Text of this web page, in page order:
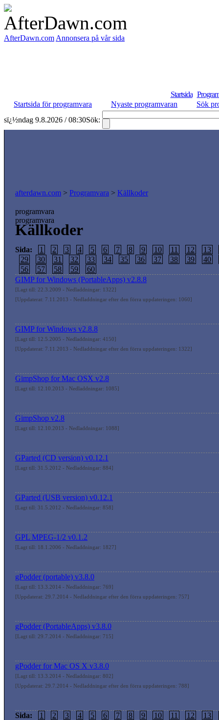
AfterDawn.com Annonsera på vår sida
Startsida
Startsida för programvara
Nyaste programvaran
Sök
sï¿½ndag 9.8.2026 / 08:30Sök:
afterdawn.com > Programvara > Källkoder
programvara
programvara
Källkoder
Sida: 1 2 3 4 5 6 7 8 9 10 11 12
13
29
30 31 32 33 34 35 36 37 38 39
40
56
57 58 59
60
GIMP for Windows (PortableApps) v2.8.8
[Lagt till: 22.3.2009 - Nedladdningar: 1322]
[Uppdaterat: 7.11.2013 - Nedladdningar efter den förra uppdateringen: 1060]
GIMP for Windows v2.8.8
[Lagt till: 12.5.2005 - Nedladdningar: 4150]
[Uppdaterat: 7.11.2013 - Nedladdningar efter den förra uppdateringen: 1322]
GimpShop for Mac OSX v2.8
[Lagt till: 12.10.2013 - Nedladdningar: 1085]
GimpShop v2.8
[Lagt till: 12.10.2013 - Nedladdningar: 1088]
GParted (CD version) v0.12.1
[Lagt till: 31.5.2012 - Nedladdningar: 884]
GParted (USB version) v0.12.1
[Lagt till: 31.5.2012 - Nedladdningar: 858]
GPL MPEG-1/2 v0.1.2
[Lagt till: 18.1.2006 - Nedladdningar: 1827]
gPodder (portable) v3.8.0
[Lagt till: 13.3.2014 - Nedladdningar: 769]
[Uppdaterat: 29.7.2014 - Nedladdningar efter den förra uppdateringen: 757]
gPodder (PortableApps) v3.8.0
[Lagt till: 29.7.2014 - Nedladdningar: 715]
gPodder for Mac OS X v3.8.0
[Lagt till: 13.3.2014 - Nedladdningar: 802]
[Uppdaterat: 29.7.2014 - Nedladdningar efter den förra uppdateringen: 788]
Sida: 1 2 3 4 5 6 7 8 9 10 11 12
13